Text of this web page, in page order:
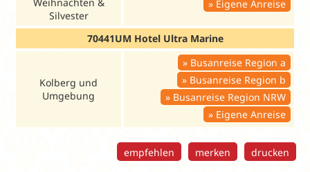
Silvester
Eigene Anreise
70441UM Hotel Ultra Marine
Kolberg und
Umgebung
Busanreise Region a
Busanreise Region b
Busanreise Region NRW
Eigene Anreise
drucken
merken
empfehlen